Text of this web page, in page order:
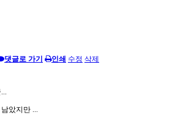
댓글로 가기 인쇄 수정 삭제
았지만 ...